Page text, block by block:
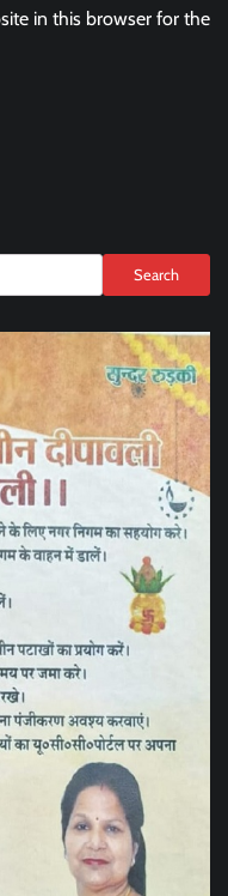
in this browser for the
Search